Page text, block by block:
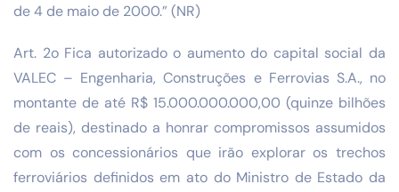
de 4 de maio de 2000.” (NR)
Art. 2o Fica autorizado o aumento do capital social da
VALEC – Engenharia, Construções e Ferrovias S.A., no
montante de até R$ 15.000.000.000,00 (quinze bilhões
de reais), destinado a honrar compromissos assumidos
com os concessionários que irão explorar os trechos
ferroviários definidos em ato do Ministro de Estado da